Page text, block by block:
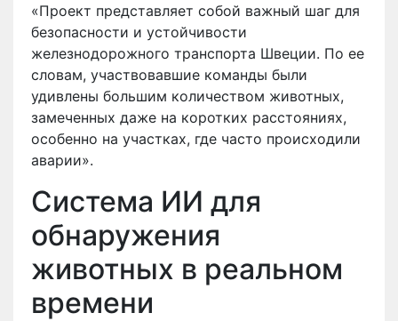
«Проект представляет собой важный шаг для
безопасности и устойчивости
железнодорожного транспорта Швеции. По ее
словам, участвовавшие команды были
удивлены большим количеством животных,
замеченных даже на коротких расстояниях,
особенно на участках, где часто происходили
аварии».
Система ИИ для
обнаружения
животных в реальном
времени